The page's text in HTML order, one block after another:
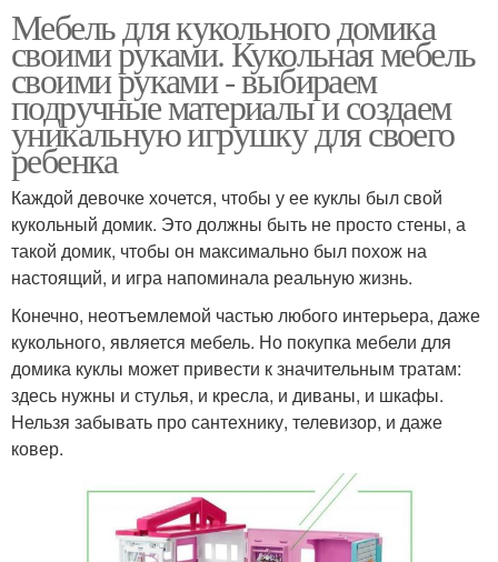
Мебель для кукольного домика
своими руками. Кукольная мебель
своими руками - выбираем
подручные материалы и создаем
уникальную игрушку для своего
ребенка
Каждой девочке хочется, чтобы у ее куклы был свой
кукольный домик. Это должны быть не просто стены, а
такой домик, чтобы он максимально был похож на
настоящий, и игра напоминала реальную жизнь.
Конечно, неотъемлемой частью любого интерьера, даже
кукольного, является мебель. Но покупка мебели для
домика куклы может привести к значительным тратам:
здесь нужны и стулья, и кресла, и диваны, и шкафы.
Нельзя забывать про сантехнику, телевизор, и даже
ковер.